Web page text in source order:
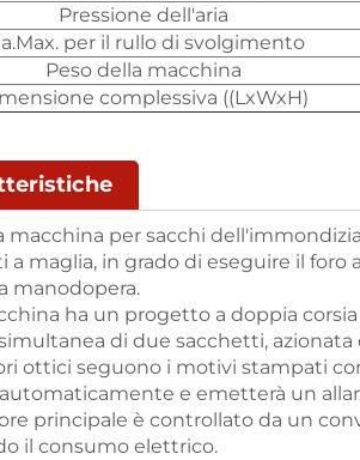
Pressione dell'aria
per il rullo di svolgimento
Peso della macchina
complessiva ((LxWxH)
macchina per sacchi
a maglia, in grado di eseguire il
manodopera.
ha un progetto a doppia
di due sacchetti, azionata
ottici seguono i motivi stampati
e emetterà un
principale è controllato da un
il consumo elettrico.